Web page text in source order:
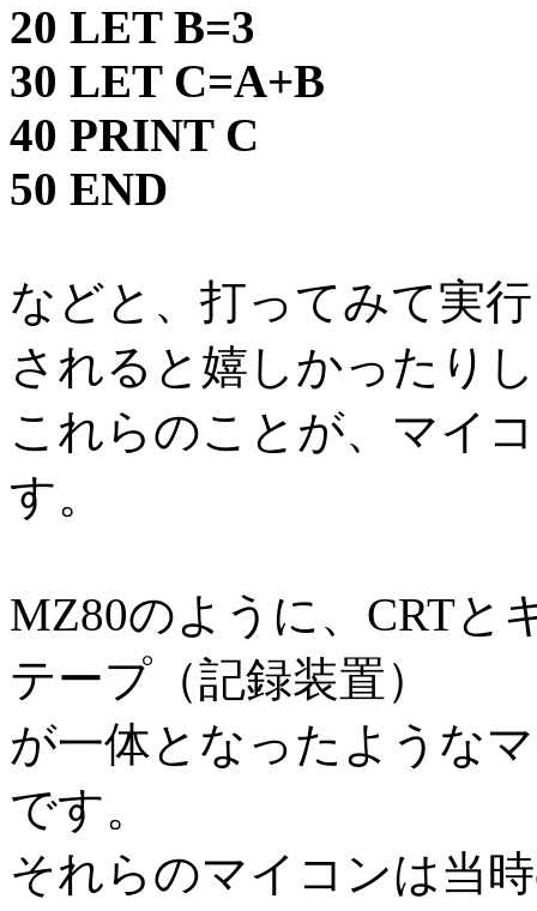
20 LET B=3
30 LET C=A+B
40 PRINT C
50 END
などと、打ってみて実
されると嬉しかったり
これらのことが、マイ
す。
MZ80のように、CRTと
テープ（記録装置）
が一体となったような
です。
それらのマイコンは当